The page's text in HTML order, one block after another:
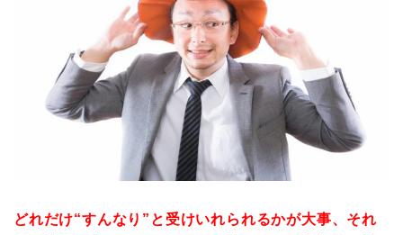
どれだけ“すんなり”と受けいれられるかが大事、それ